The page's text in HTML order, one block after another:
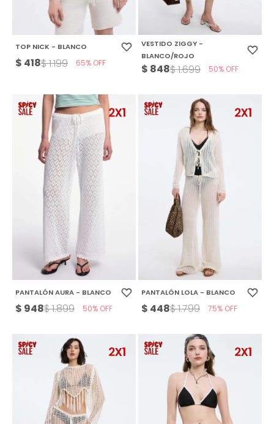
TOP NICK - BLANCO
$ 418$1.199 65
VESTIDO ZIGGY -
BLANCO/ROJO
$ 848$1.699 50
PANTALÓN AURA - BLANCO
$ 948$1.899 50
PANTALÓN LOLA - BLANCO
$ 448$1.799 75